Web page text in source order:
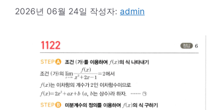
2026년 06월 24일 작성자: admin